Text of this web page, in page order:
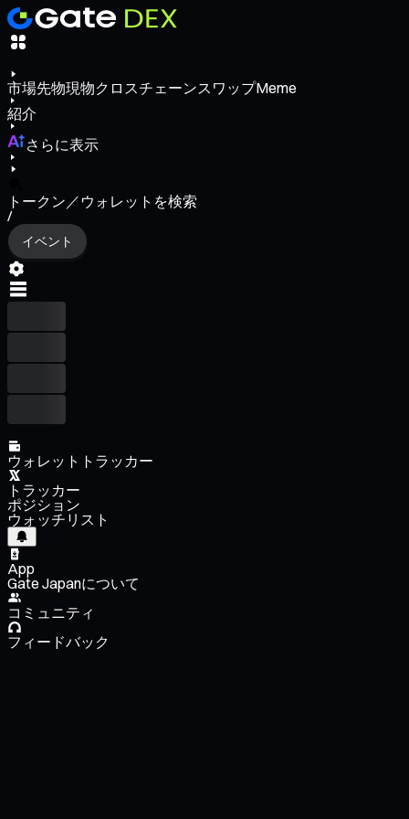
市場先物現物クロスチェーンスワップMeme
紹介
さらに表示
トークン／ウォレットを検索
/
イベント
ウォレットトラッカー
トラッカー
ポジション
ウォッチリスト
App
Gate Japanについて
コミュニティ
フィードバック